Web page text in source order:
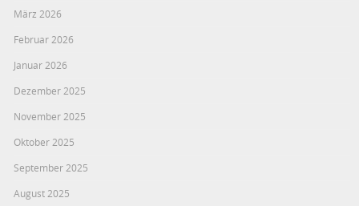
März 2026
Februar 2026
Januar 2026
Dezember 2025
November 2025
Oktober 2025
September 2025
August 2025